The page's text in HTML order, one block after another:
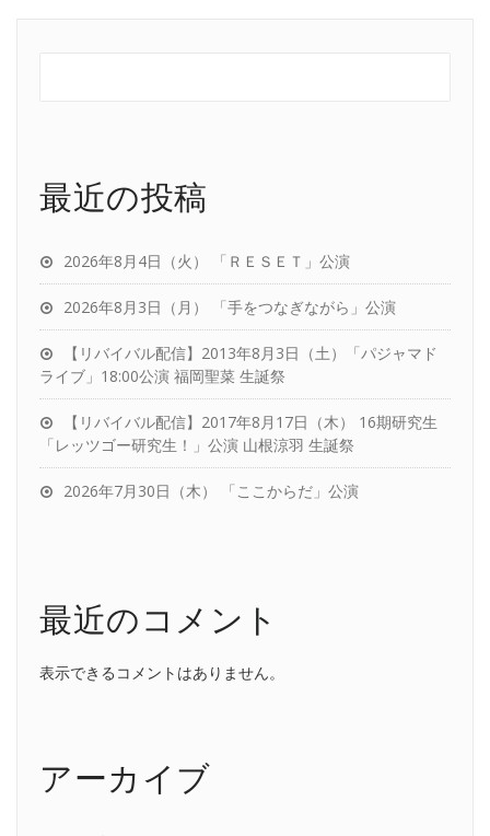
最近の投稿
2026年8月4日（火） 「ＲＥＳＥＴ」公演
2026年8月3日（月） 「手をつなぎながら」公演
【リバイバル配信】2013年8月3日（土）「パジャマド
ライブ」18:00公演 福岡聖菜 生誕祭
【リバイバル配信】2017年8月17日（木） 16期研究生
「レッツゴー研究生！」公演 山根涼羽 生誕祭
2026年7月30日（木） 「ここからだ」公演
最近のコメント
表示できるコメントはありません。
アーカイブ